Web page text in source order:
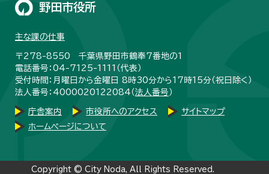
野田市役所
主な課の仕事
〒278-8550 千葉県野田市鶴奉7番地の1
電話番号：04-7125-1111（代表）
受付時間：月曜日から金曜日 8時30分から17時15分（祝日除く）
法人番号：4000020122084（法人番号 ）
庁舎案内 市役所へのアクセス
サイトマップ
ホームページについて
Copyright © City Noda, All Rights Reserved.